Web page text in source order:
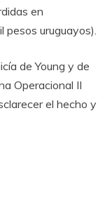
en
uruguayos).
de Young y de
Operacional II
el hecho y